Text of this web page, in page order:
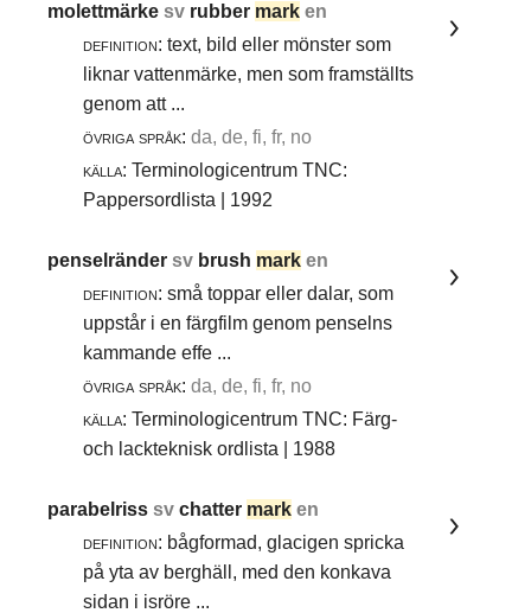
molettmärkesv rubber mark en
definition: text, bild eller mönster som
liknar vattenmärke, men som framställts
genom att ...
övriga språk: da, de, fi, fr, no
källa: Terminologicentrum TNC:
Pappersordlista | 1992
penselrändersv brush mark en
definition: små toppar eller dalar, som
uppstår i en färgfilm genom penselns
kammande effe ...
övriga språk: da, de, fi, fr, no
källa: Terminologicentrum TNC: Färg-
och lackteknisk ordlista | 1988
parabelrisssvchatter mark en
definition: bågformad, glacigen spricka
på yta av berghäll, med den konkava
sidan i isröre ...